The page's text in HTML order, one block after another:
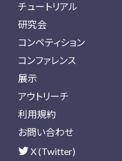
チュートリアル
研究会
コンペティション
コンファレンス
展示
アウトリーチ
利用規約
お問い合わせ
X (Twitter)